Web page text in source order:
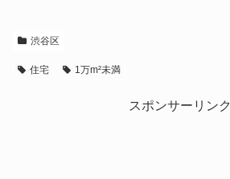
渋谷区
住宅 1万m²未満
スポンサーリンク